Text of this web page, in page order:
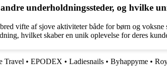
underholdningssteder, og hvilke
vifte af sjove aktiviteter både for børn og
hvilket skaber en unik oplevelse for deres
Travel • EPODEX • Ladiesnails • Byhappyme •